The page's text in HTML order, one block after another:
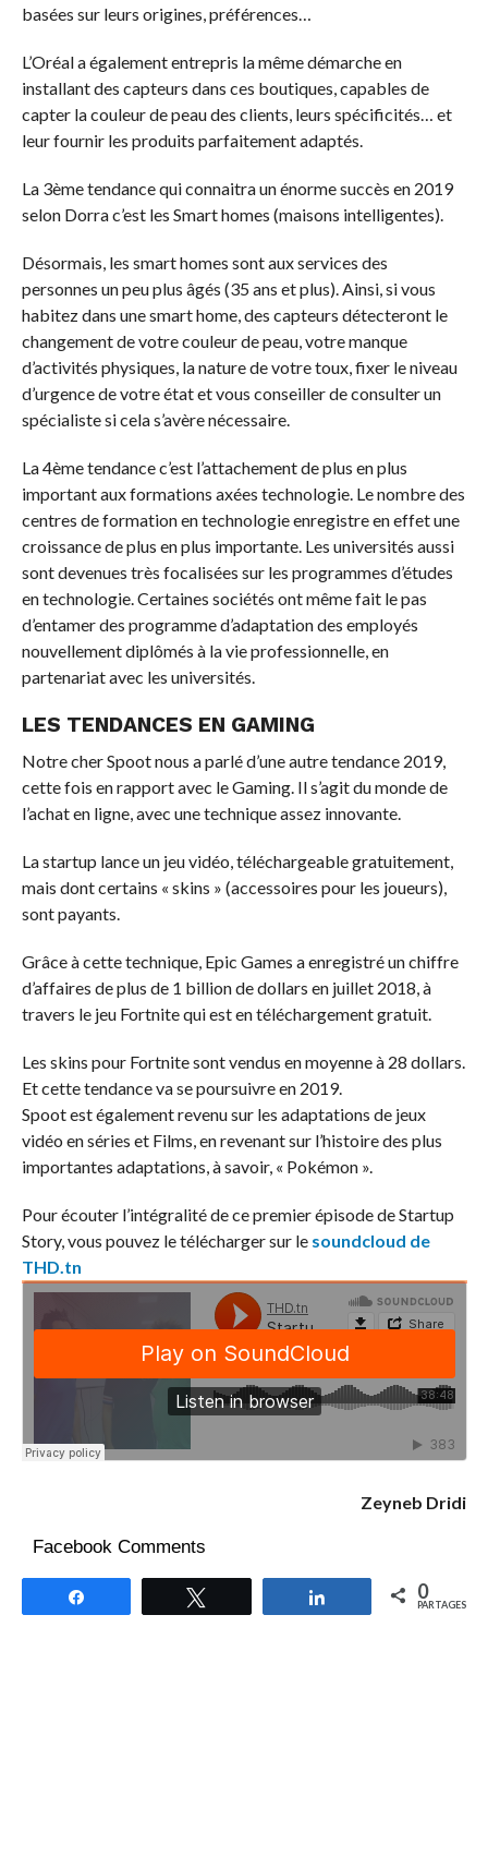
basées sur leurs origines, préférences…
L’Oréal a également entrepris la même démarche en
installant des capteurs dans ces boutiques, capables de
capter la couleur de peau des clients, leurs spécificités… et
leur fournir les produits parfaitement adaptés.
La 3ème tendance qui connaitra un énorme succès en 2019
selon Dorra c’est les Smart homes (maisons intelligentes).
Désormais, les smart homes sont aux services des
personnes un peu plus âgés (35 ans et plus). Ainsi, si vous
habitez dans une smart home, des capteurs détecteront le
changement de votre couleur de peau, votre manque
d’activités physiques, la nature de votre toux, fixer le niveau
d’urgence de votre état et vous conseiller de consulter un
spécialiste si cela s’avère nécessaire.
La 4ème tendance c’est l’attachement de plus en plus
important aux formations axées technologie. Le nombre des
centres de formation en technologie enregistre en effet une
croissance de plus en plus importante. Les universités aussi
sont devenues très focalisées sur les programmes d’études
en technologie. Certaines sociétés ont même fait le pas
d’entamer des programme d’adaptation des employés
nouvellement diplômés à la vie professionnelle, en
partenariat avec les universités.
LES TENDANCES EN GAMING
Notre cher Spoot nous a parlé d’une autre tendance 2019,
cette fois en rapport avec le Gaming. Il s’agit du monde de
l’achat en ligne, avec une technique assez innovante.
La startup lance un jeu vidéo, téléchargeable gratuitement,
mais dont certains « skins » (accessoires pour les joueurs),
sont payants.
Grâce à cette technique, Epic Games a enregistré un chiffre
d’affaires de plus de 1 billion de dollars en juillet 2018, à
travers le jeu Fortnite qui est en téléchargement gratuit.
Les skins pour Fortnite sont vendus en moyenne à 28 dollars.
Et cette tendance va se poursuivre en 2019.
Spoot est également revenu sur les adaptations de jeux
vidéo en séries et Films, en revenant sur l’histoire des plus
importantes adaptations, à savoir, « Pokémon ».
Pour écouter l’intégralité de ce premier épisode de Startup
Story, vous pouvez le télécharger sur le soundcloud de
THD.tn
Zeyneb Dridi
Facebook Comments
Partagez 0
PARTAGES